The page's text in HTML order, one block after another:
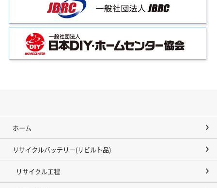
ホーム
リサイクルバッテリー(リビルト品)
リサイクル工程